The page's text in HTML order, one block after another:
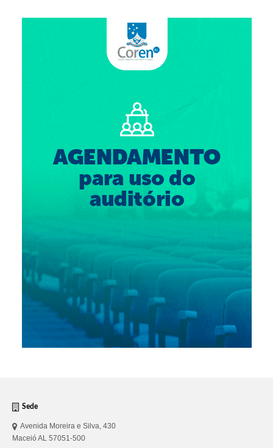
Reserva de auditório
Sede
Avenida Moreira e Silva, 430
Maceió AL 57051-500